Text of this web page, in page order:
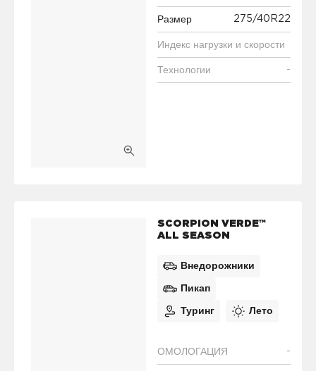
Размер 275/40R22
Индекс нагрузки и скорости
Технологии -
SCORPION VERDE™
ALL SEASON
Внедорожники
Пикап
Туринг Лето
ОМОЛОГАЦИЯ -